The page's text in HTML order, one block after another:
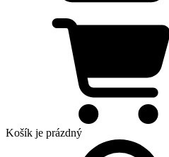
Košík je prázdný